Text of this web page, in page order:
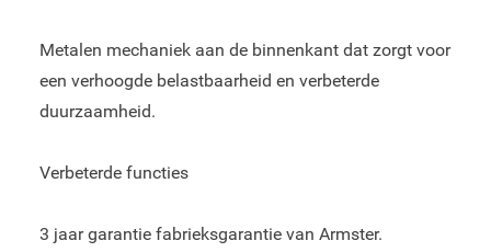
Metalen mechaniek aan de binnenkant dat zorgt voor
een verhoogde belastbaarheid en verbeterde
duurzaamheid.
Verbeterde functies
3 jaar garantie fabrieksgarantie van Armster.